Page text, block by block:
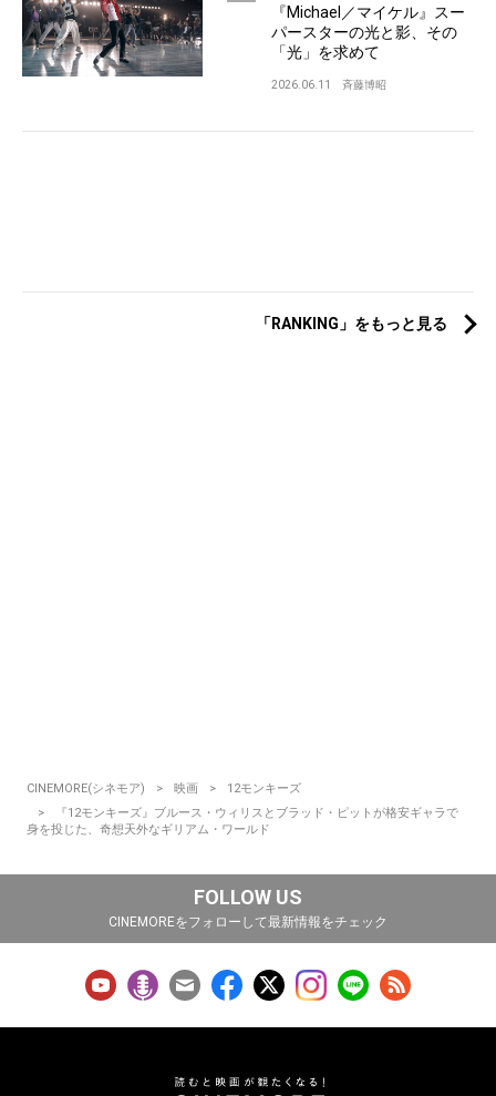
『Michael／マイケル』スー
パースターの光と影、その
「光」を求めて
2026.06.11 斉藤博昭
「RANKING」をもっと見る
CINEMORE(シネモア) 映画
12モンキーズ
『12モンキーズ』ブルース・ウィリスとブラッド・ピットが格安ギャラで
身を投じた、奇想天外なギリアム・ワールド
FOLLOW US
CINEMOREをフォローして最新情報をチェック